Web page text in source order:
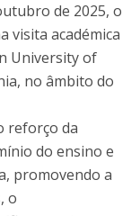
de 2025, o
visita académica
University of
no âmbito do
reforço da
do ensino e
promovendo a
o